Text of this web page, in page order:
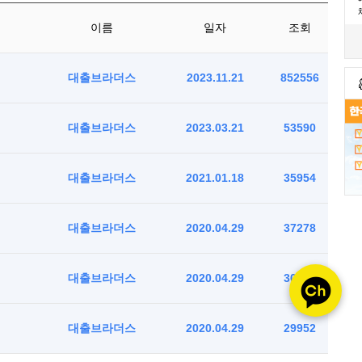
이름 일자 조회
대출브라더스 2023.11.21 852556
대출브라더스 2023.03.21 53590
대출브라더스 2021.01.18 35954
대출브라더스 2020.04.29 37278
대출브라더스 2020.04.29 30181
대출브라더스 2020.04.29 29952